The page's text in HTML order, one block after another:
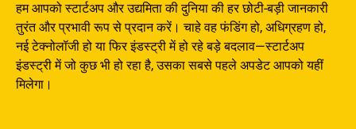
हम आपको स्टार्टअप और उद्यमिता की दुनिया की हर छोटी-बड़ी जानकारी
तुरंत और प्रभावी रूप से प्रदान करें। चाहे वह फंडिंग हो, अधिग्रहण हो,
नई टेक्नोलॉजी हो या फिर इंडस्ट्री में हो रहे बड़े बदलाव—स्टार्टअप
इंडस्ट्री में जो कुछ भी हो रहा है, उसका सबसे पहले अपडेट आपको यहीं
मिलेगा।